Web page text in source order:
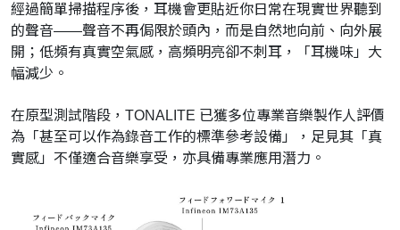
經過簡單掃描程序後，耳機會更貼近你日常在現實世界聽到
的聲音——聲音不再侷限於頭內，而是自然地向前、向外展
開；低頻有真實空氣感，高頻明亮卻不刺耳，「耳機味」大
幅減少。
在原型測試階段，TONALITE 已獲多位專業音樂製作人評價
為「甚至可以作為錄音工作的標準參考設備」，足見其「真
實感」不僅適合音樂享受，亦具備專業應用潛力。